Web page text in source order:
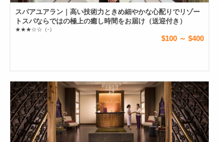
スパアユアラン｜高い技術力ときめ細やかな心配りでリゾー
トスパならではの極上の癒し時間をお届け（送迎付き）
★★★☆☆ （-）
$100 ～ $400